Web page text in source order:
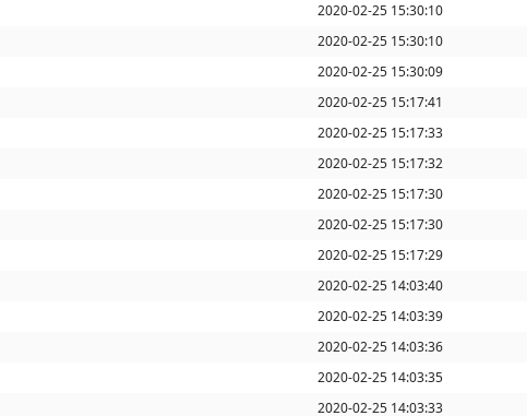
2020-02-25 15:30:10
2020-02-25 15:30:10
2020-02-25 15:30:09
2020-02-25 15:17:41
2020-02-25 15:17:33
2020-02-25 15:17:32
2020-02-25 15:17:30
2020-02-25 15:17:30
2020-02-25 15:17:29
2020-02-25 14:03:40
2020-02-25 14:03:39
2020-02-25 14:03:36
2020-02-25 14:03:35
2020-02-25 14:03:33